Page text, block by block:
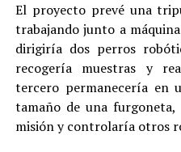
El proyecto prevé una
trabajando junto a
dirigiría dos perros
recogería muestras y
tercero permanecería en
tamaño de una
misión y controlaría otros